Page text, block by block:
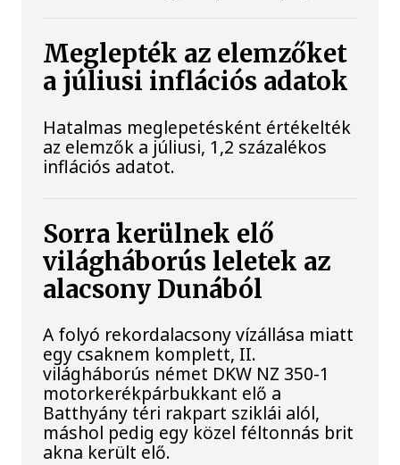
Meglepték az elemzőket
a júliusi inflációs adatok
Hatalmas meglepetésként értékelték
az elemzők a júliusi, 1,2 százalékos
inflációs adatot.
Sorra kerülnek elő
világháborús leletek az
alacsony Dunából
A folyó rekordalacsony vízállása miatt
egy csaknem komplett, II.
világháborús német DKW NZ 350-1
motorkerékpárbukkant elő a
Batthyány téri rakpart sziklái alól,
máshol pedig egy közel féltonnás brit
akna került elő.